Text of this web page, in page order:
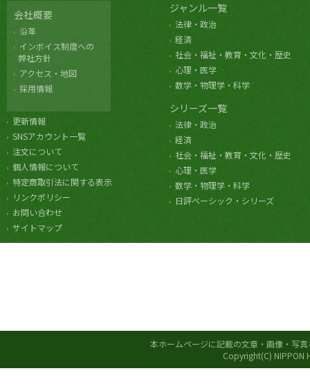
会社概要
沿革
インボイス制度への
弊社方針
アクセス・地図
採用情報
更新情報
SNSアカウント一覧
注文について
個人情報について
特定商取引法に関する表示
リンクポリシー
お問い合わせ
サイトマップ
ジャンル一覧
法律・政治
経済
社会・福祉・教育・文化・歴史
心理・医学
数学・物理学・科学
シリーズ一覧
法律・政治
経済
社会・福祉・教育・文化・歴史
心理・医学
数学・物理学・科学
日評ベーシック・シリーズ
本ホームページに記載の文章・画像・写
Copyright(C) NIPPON